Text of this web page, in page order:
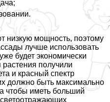
низкую мощность, поэтому
лучше использовать
будет экономически
получили
и красный спектр
должно быть максимально
чтобы иметь больший